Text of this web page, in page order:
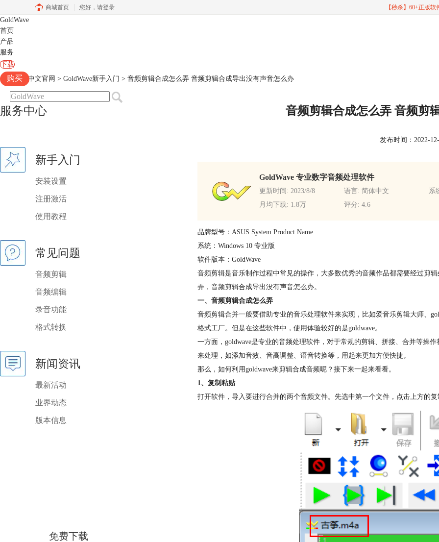
商城首页 您好， 请登录 【秒杀】60+正版
GoldWave
首页
产品
服务
下载
购买
Goldwave中文官网 > GoldWave新手入门 > 音频剪辑合成怎么弄 音频剪辑合成导出没有声音怎么办
服务中心
新手入门
安装设置
注册激活
使用教程
常见问题
音频剪辑
音频编辑
录音功能
格式转换
新闻资讯
最新活动
业界动态
版本信息
免费下载
音频剪辑合成怎么弄 音频剪
发布时间：2022-
GoldWave 专业数字音频处理软件
更新时间: 2023/8/8 语言: 简体中文
系
月均下载: 1.8万
评分: 4.6
品牌型号：ASUS System Product Name
系统：Windows 10 专业版
软件版本：GoldWave
音频剪辑是音乐制作过程中常见的操作，大多数优秀的音频作品都需要经过剪
弄，音频剪辑合成导出没有声音怎么办。
一、音频剪辑合成怎么弄
音频剪辑合并一般要借助专业的音乐处理软件来实现，比如爱音乐剪辑大师、
格式工厂。但是在这些软件中，使用体验较好的是goldwave。
一方面，goldwave是专业的音频处理软件，对于常规的剪辑、拼接、合并等操
来处理，如添加音效、音高调整、语音转换等，用起来更加方便快捷。
那么，如何利用goldwave来剪辑合成音频呢？接下来一起来看看。
1、复制粘贴
打开软件，导入要进行合并的两个音频文件。先选中第一个文件，点击上方的